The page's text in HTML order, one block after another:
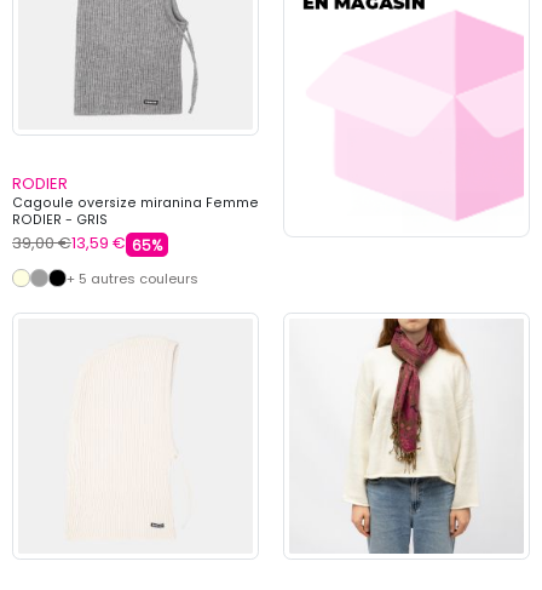
RODIER
Cagoule oversize miranina Femme
RODIER - GRIS
39,00 €13,59 € 65%
+ 5 autres couleurs